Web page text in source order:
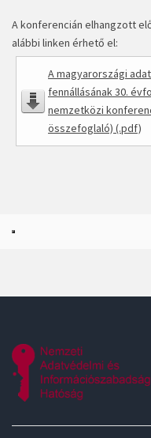
A konferencián elhangzott
alábbi linken érhető el:
A magyarországi
fennállásának 30.
nemzetközi
összefoglaló) (.pdf)